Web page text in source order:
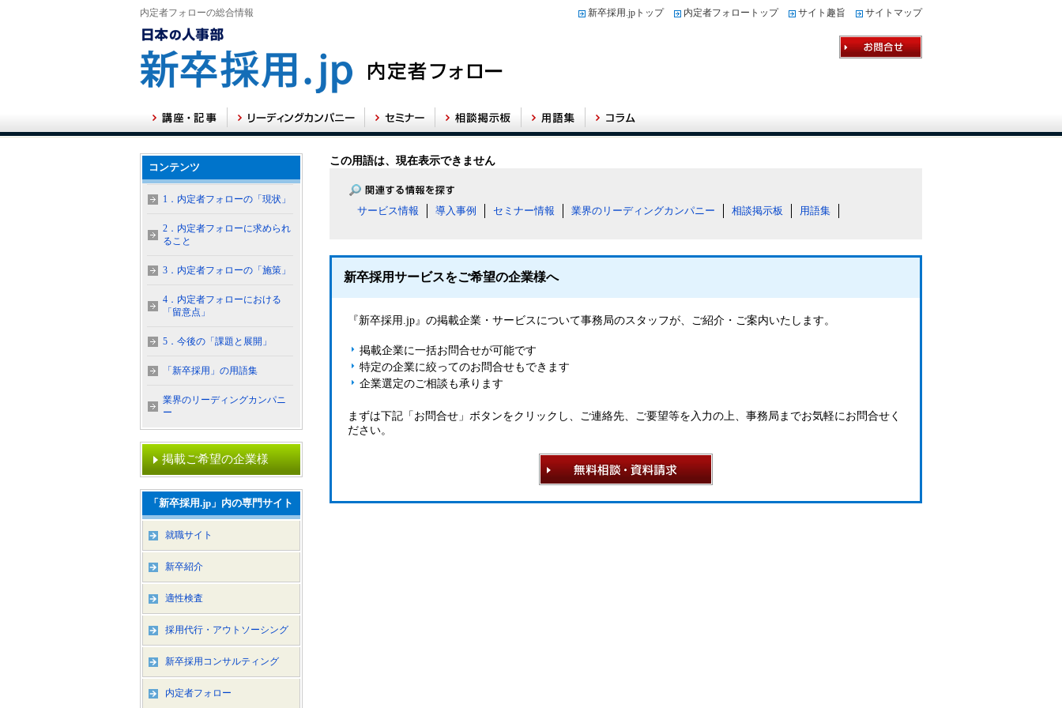
内定者フォローの総合情報 新卒採用.jpトップ 内定者フォロートップ サイト趣旨 サイトマップ
この用語は、現在表示できません
サービス情報 導入事例 セミナー情報 業界のリーディングカンパニー 相談掲示板 用語集
新卒採用サービスをご希望の企業様へ
『新卒採用.jp』の掲載企業・サービスについて事務局のスタッフが、ご紹介・ご案内いたします。
掲載企業に一括お問合せが可能です
特定の企業に絞ってのお問合せもできます
企業選定のご相談も承ります
まずは下記「お問合せ」ボタンをクリックし、ご連絡先、ご要望等を入力の上、事務局までお気軽にお問合せく
ださい。
コンテンツ
1．内定者フォローの「現状」
2．内定者フォローに求められ
ること
3．内定者フォローの「施策」
4．内定者フォローにおける
「留意点」
5．今後の「課題と展開」
「新卒採用」の用語集
業界のリーディングカンパニ
ー
掲載ご希望の企業様
「新卒採用.jp」内の専門サイト
就職サイト
新卒紹介
適性検査
採用代行・アウトソーシング
新卒採用コンサルティング
内定者フォロー